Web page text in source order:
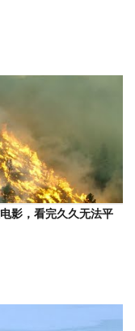
影，看完久久无法平